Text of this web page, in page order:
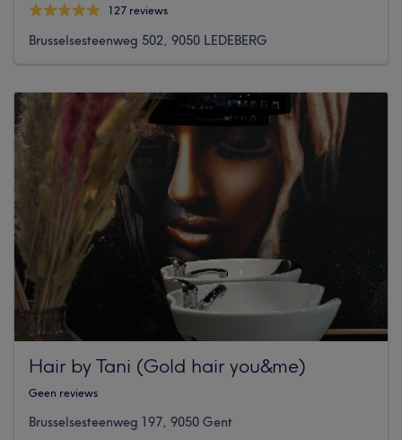
127 reviews
Brusselsesteenweg 502, 9050 LEDEBERG
Hair by Tani (Gold hair you&me)
Geen reviews
Brusselsesteenweg 197, 9050 Gent